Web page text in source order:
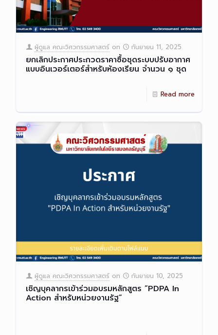
ผู้ดูแล คณะวิศวกรรมศาสตร์ on กันยายน 11, 2025
ยกเลิกประกาศประกวดราคาซื้อชุดระบบปรับอากาศ
แบบอินเวอร์เตอร์สำหรับห้องเรียน จำนวน ๑ ชุด
Read more
ผู้ดูแล คณะวิศวกรรมศาสตร์ on กันยายน 10, 2025
เชิญบุคลากรเข้าร่วมอบรมหลักสูตร “PDPA In
Action สำหรับหน่วยงานรัฐ”